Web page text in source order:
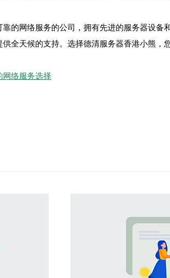
的网络服务的公司，拥有先进的服务器设
全天候的支持。选择德清服务器香港小熊，
网络服务选择